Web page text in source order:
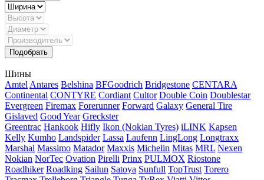
Шины
AmtelAntares Belshina BFGoodrich Bridgestone CENTARA
Continental CONTYRE Cordiant Cultor Double Coin Doublestar
Evergreen Firemax Forerunner Forward Galaxy General Tire
Gislaved Good Year Greckster
Greentrac Hankook Hifly Ikon (Nokian Tyres) iLINK Kapsen
Kelly Kumho Landspider Lassa Laufenn LingLong Longtraxx
Marshal Massimo Matador Maxxis Michelin Mitas MRL Nexen
Nokian NorTec Ovation Pirelli Prinx PULMOX Riostone
Roadhiker Roadking Sailun Satoya Sunfull TopTrust Torero